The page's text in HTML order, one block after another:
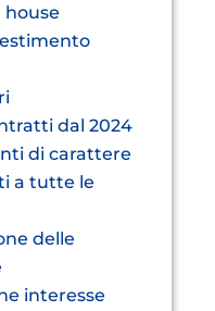
dal 2024
di carattere
a tutte le
delle
interesse